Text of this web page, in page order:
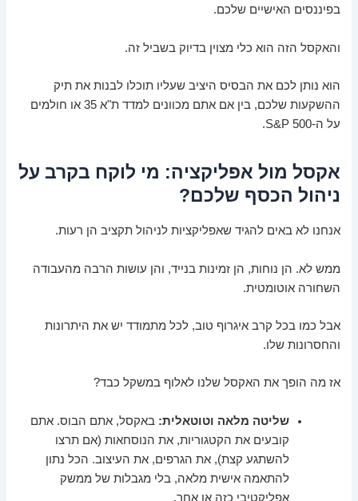
בפיננסים האישיים שלכם.
והאקסל הזה הוא כלי מצוין בדיוק בשביל זה.
הוא נותן לכם את הבסיס היציב שעליו תוכלו לבנות את תיק
ההשקעות שלכם, בין אם אתם מכוונים למדד ת"א 35 או חולמים
על ה-S&P 500.
אקסל מול אפליקציה: מי לוקח בקרב על
ניהול הכסף שלכם?
אנחנו לא באים להגיד שאפליקציות לניהול תקציב הן רעות.
ממש לא. הן נוחות, הן זמינות בנייד, והן עושות הרבה מהעבודה
השחורה אוטומטית.
אבל כמו בכל קרב איגרוף טוב, לכל מתמודד יש את היתרונות
והחסרונות שלו.
אז מה הופך את האקסל שלנו לאלוף במשקל כבד?
שליטה מלאה וטוטאלית: באקסל, אתם הבוס. אתם
קובעים את הקטגוריות, את הנוסחאות (אם תרצו
להשתגע קצת), את הגרפים, את העיצוב. הכל נתון
להתאמה אישית מלאה, בלי מגבלות של ממשק
אפליקטיבי כזה או אחר.